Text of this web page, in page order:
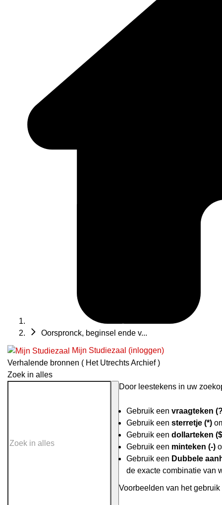
Oorspronck, beginsel ende v...
Mijn Studiezaal (inloggen)
Verhalende bronnen ( Het Utrechts Archief )
Zoek in alles
Door leestekens in uw
Gebruik een vraagteken
Gebruik een sterretje (*)
Gebruik een dollarteken
Gebruik een minteken (-)
Gebruik een Dubbele
de exacte combinatie van
Voorbeelden van het